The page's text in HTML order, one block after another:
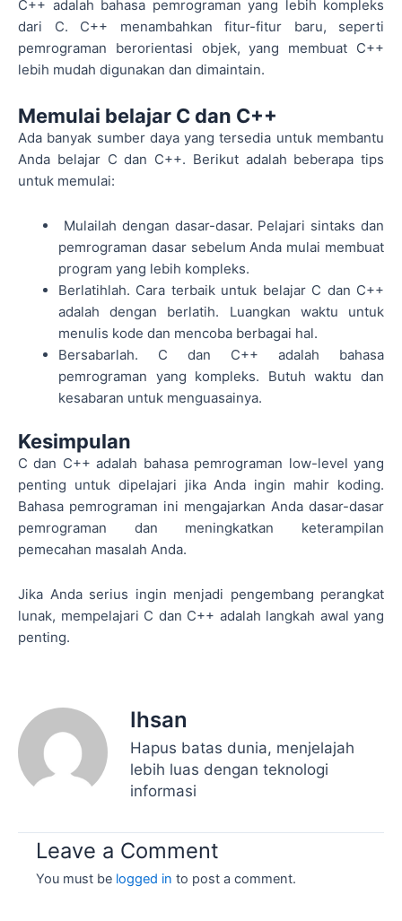
C++ adalah bahasa pemrograman yang lebih kompleks
dari C. C++ menambahkan fitur-fitur baru, seperti
pemrograman berorientasi objek, yang membuat C++
lebih mudah digunakan dan dimaintain.
Memulai belajar C dan C++
Ada banyak sumber daya yang tersedia untuk membantu
Anda belajar C dan C++. Berikut adalah beberapa tips
untuk memulai:
Mulailah dengan dasar-dasar. Pelajari sintaks dan
pemrograman dasar sebelum Anda mulai membuat
program yang lebih kompleks.
Berlatihlah. Cara terbaik untuk belajar C dan C++
adalah dengan berlatih. Luangkan waktu untuk
menulis kode dan mencoba berbagai hal.
Bersabarlah. C dan C++ adalah bahasa
pemrograman yang kompleks. Butuh waktu dan
kesabaran untuk menguasainya.
Kesimpulan
C dan C++ adalah bahasa pemrograman low-level yang
penting untuk dipelajari jika Anda ingin mahir koding.
Bahasa pemrograman ini mengajarkan Anda dasar-dasar
pemrograman dan meningkatkan keterampilan
pemecahan masalah Anda.
Jika Anda serius ingin menjadi pengembang perangkat
lunak, mempelajari C dan C++ adalah langkah awal yang
penting.
Ihsan
Hapus batas dunia, menjelajah
lebih luas dengan teknologi
informasi
Leave a Comment
You must be logged in to post a comment.